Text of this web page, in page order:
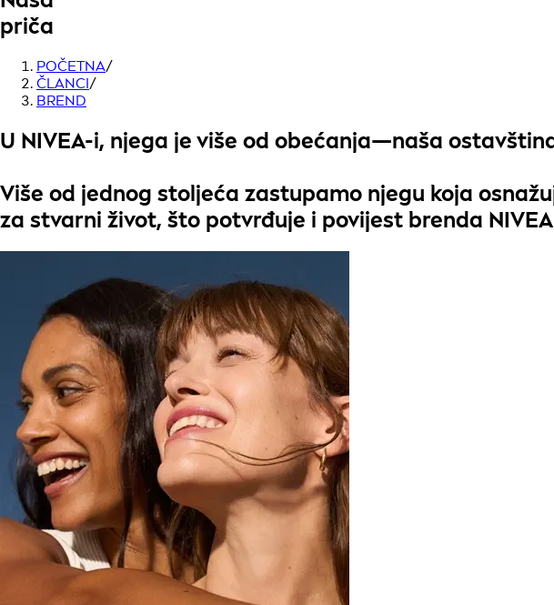
priča
POČETNA/
ČLANCI/
BREND
U NIVEA-i, njega je više od obećanja—naša
Više od jednog stoljeća zastupamo njegu koja
za stvarni život, što potvrđuje i povijest brenda